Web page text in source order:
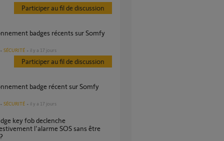
Participer au fil de discussion
SÉCURITÉ il y a 17 jours
Participer au fil de discussion
SÉCURITÉ il y a 17 jours
l'alarme SOS sans être